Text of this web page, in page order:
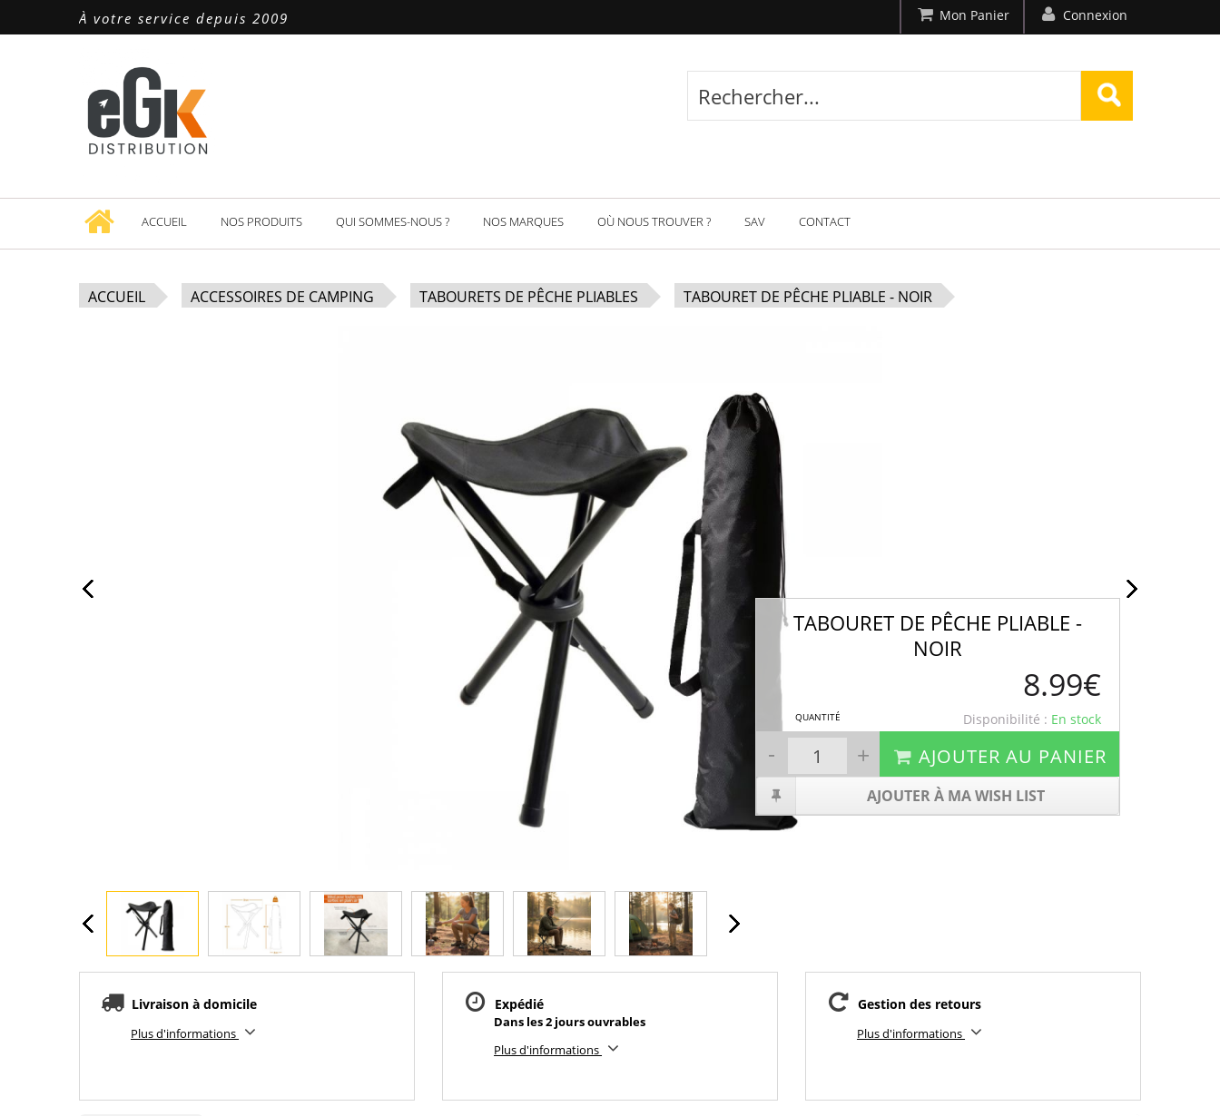
À votre service depuis 2009 Mon Panier Connexion
ACCUEIL NOS PRODUITS QUI SOMMES-NOUS ? NOS MARQUES OÙ NOUS TROUVER ? SAV CONTACT
ACCUEIL ACCESSOIRES DE CAMPING TABOURETS DE PÊCHE PLIABLES TABOURET DE PÊCHE PLIABLE - NOIR
TABOURET DE PÊCHE PLIABLE -
NOIR
8.99€
Disponibilité : En stock
QUANTITÉ
AJOUTER AU PANIER
- +
AJOUTER À MA WISH LIST
Livraison à domicile
Plus d'informations
Expédié
Dans les 2 jours ouvrables
Plus d'informations
Gestion des retours
Plus d'informations